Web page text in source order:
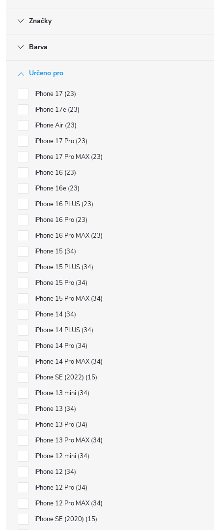
Značky
Barva
Určeno pro
iPhone 17 23
iPhone 17e 23
iPhone Air 23
iPhone 17 Pro 23
iPhone 17 Pro MAX 23
iPhone 16 23
iPhone 16e 23
iPhone 16 PLUS 23
iPhone 16 Pro 23
iPhone 16 Pro MAX 23
iPhone 15 34
iPhone 15 PLUS 34
iPhone 15 Pro 34
iPhone 15 Pro MAX 34
iPhone 14 34
iPhone 14 PLUS 34
iPhone 14 Pro 34
iPhone 14 Pro MAX 34
iPhone SE (2022) 15
iPhone 13 mini 34
iPhone 13 34
iPhone 13 Pro 34
iPhone 13 Pro MAX 34
iPhone 12 mini 34
iPhone 12 34
iPhone 12 Pro 34
iPhone 12 Pro MAX 34
iPhone SE (2020) 15